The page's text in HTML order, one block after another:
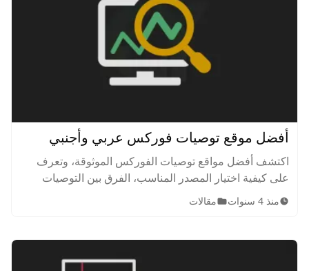
أفضل موقع توصيات فوركس عربي وأجنبي
اكتشف أفضل مواقع توصيات الفوركس الموثوقة، وتعرف
على كيفية اختيار المصدر المناسب، الفرق بين التوصيات
المجانية والمدفوعة، واستراتيجيات الاستفادة منها لتحقيق
تداول ناجح.
منذ 4 سنوات مقالات